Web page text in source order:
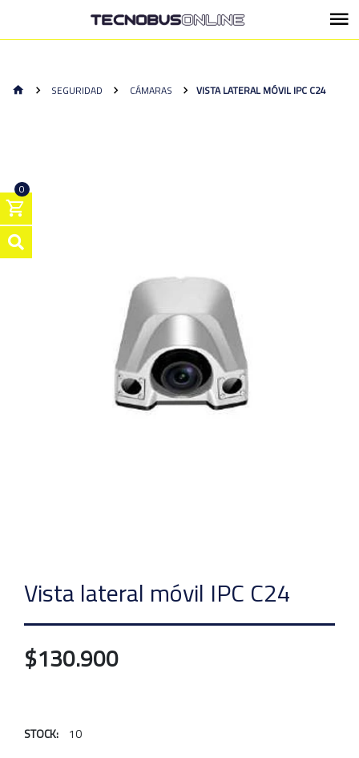
0
SEGURIDAD CÁMARAS VISTA LATERAL MÓVIL IPC C24
Vista lateral móvil IPC C24
$130.900
STOCK: 10